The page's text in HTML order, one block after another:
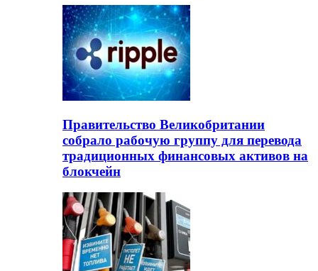
Правительство Великобритании
собрало рабочую группу для перевода
традиционных финансовых активов на
блокчейн